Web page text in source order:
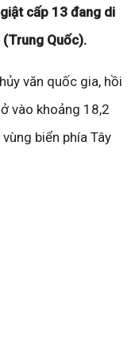
cấp 13 đang di
(Trung Quốc).
văn quốc gia, hồi
vào khoảng 18,2
biển phía Tây